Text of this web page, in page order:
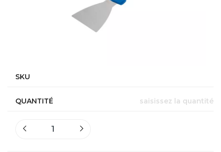
SKU
QUANTITÉ saisissez la quantité